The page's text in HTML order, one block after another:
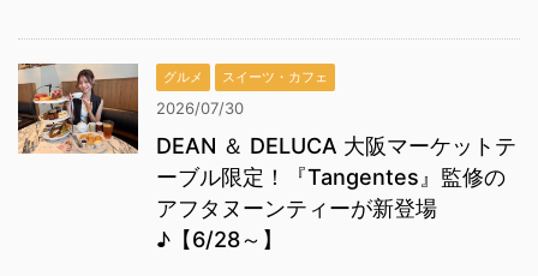
グルメ スイーツ・カフェ
2026/07/30
DEAN ＆ DELUCA 大阪マーケットテ
ーブル限定！『Tangentes』監修の
アフタヌーンティーが新登場
♪【6/28～】